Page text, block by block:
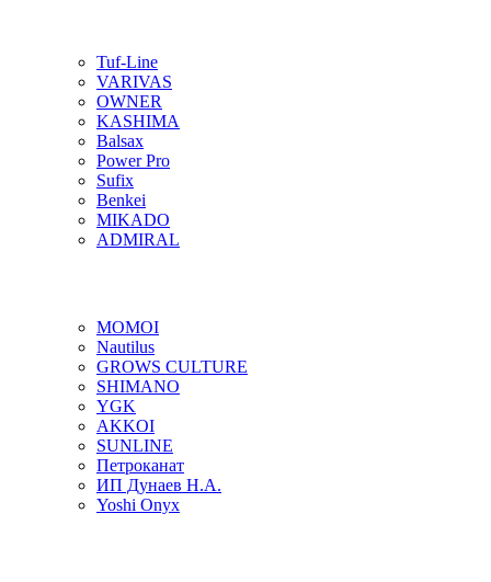
Tuf-Line
VARIVAS
OWNER
KASHIMA
Balsax
Power Pro
Sufix
Benkei
MIKADO
ADMIRAL
MOMOI
Nautilus
GROWS CULTURE
SHIMANO
YGK
AKKOI
SUNLINE
Петроканат
ИП Дунаев Н.А.
Yoshi Onyx